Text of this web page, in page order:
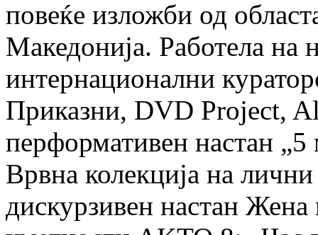
повеќе изложби од
Македонија. Работела на
интернационални
Приказни, DVD Project,
перформативен настан
Врвна колекција на
дискурзивен настан